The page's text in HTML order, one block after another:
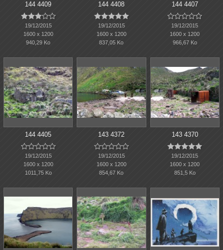
144 4409

19/12/2015
1600 x 1200
940,29 Ko
144 4408

19/12/2015
1600 x 1200
837,05 Ko
144 4407

19/12/2015
1600 x 1200
966,67 Ko
144 4405

19/12/2015
1600 x 1200
1011,75 Ko
143 4372

19/12/2015
1600 x 1200
854,67 Ko
143 4370

19/12/2015
1600 x 1200
851,5 Ko